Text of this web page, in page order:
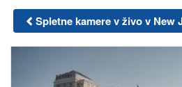
Spletne kamere v živo v New